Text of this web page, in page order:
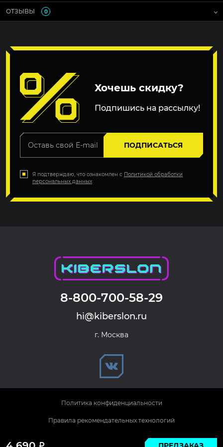
Р
ОТЗЫВЫ 0
Хочешь скидку?
Подпишись на рассылку!
ПОДПИСАТЬСЯ
Я подтверждаю, что ознакомлен с Политикой обработки
персональных данных
8-800-700-58-29
hi@kiberslon.ru
г. Москва
© 2026 KIBERSLON. Все права защищены.
Политика конфиденциальности
Правила рекомендательных технологий